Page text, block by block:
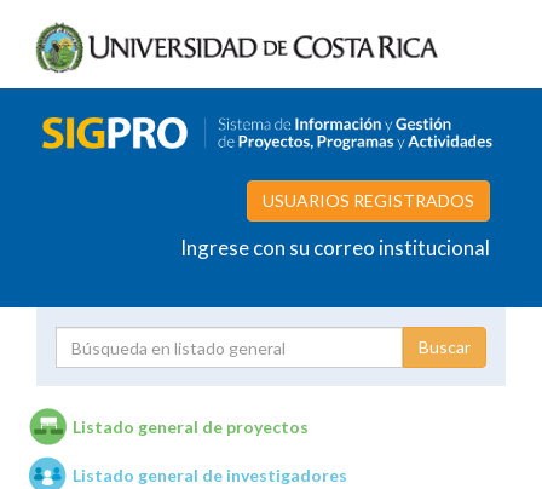
USUARIOS REGISTRADOS
Ingrese con su correo institucional
Unidades de investigación
Listado general de proyectos
Listado general de investigadores